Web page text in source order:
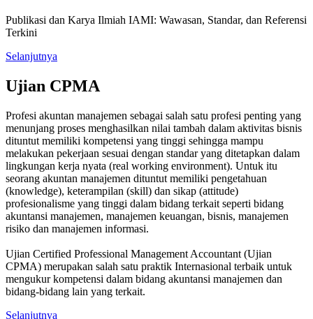
Publikasi dan Karya Ilmiah IAMI: Wawasan, Standar, dan Referensi
Terkini
Selanjutnya
Ujian CPMA
Profesi akuntan manajemen sebagai salah satu profesi penting yang
menunjang proses menghasilkan nilai tambah dalam aktivitas bisnis
dituntut memiliki kompetensi yang tinggi sehingga mampu
melakukan pekerjaan sesuai dengan standar yang ditetapkan dalam
lingkungan kerja nyata (real working environment). Untuk itu
seorang akuntan manajemen dituntut memiliki pengetahuan
(knowledge), keterampilan (skill) dan sikap (attitude)
profesionalisme yang tinggi dalam bidang terkait seperti bidang
akuntansi manajemen, manajemen keuangan, bisnis, manajemen
risiko dan manajemen informasi.
Ujian Certified Professional Management Accountant (Ujian
CPMA) merupakan salah satu praktik Internasional terbaik untuk
mengukur kompetensi dalam bidang akuntansi manajemen dan
bidang-bidang lain yang terkait.
Selanjutnya